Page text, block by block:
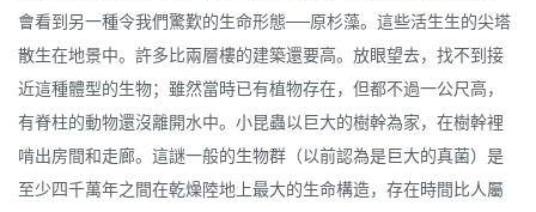
會看到另一種令我們驚歎的生命形態──原杉藻。這些活生生的尖塔
散生在地景中。許多比兩層樓的建築還要高。放眼望去，找不到接
近這種體型的生物；雖然當時已有植物存在，但都不過一公尺高，
有脊柱的動物還沒離開水中。小昆蟲以巨大的樹幹為家，在樹幹裡
啃出房間和走廊。這謎一般的生物群（以前認為是巨大的真菌）是
至少四千萬年之間在乾燥陸地上最大的生命構造，存在時間比人屬